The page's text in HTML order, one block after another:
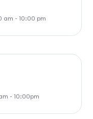
am - 10:00 pm
- 10:00pm